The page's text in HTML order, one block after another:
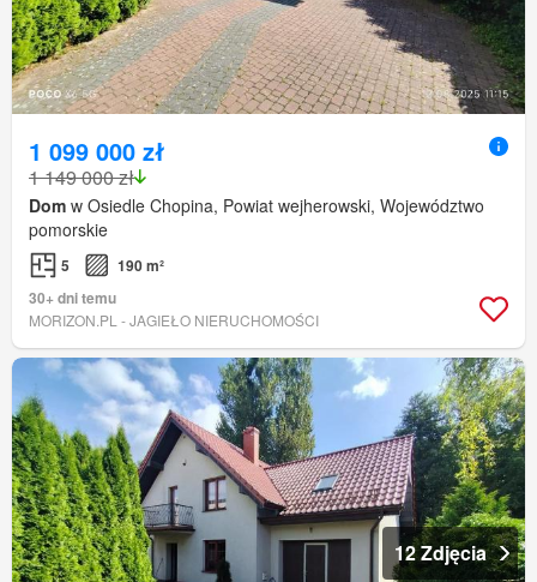
1 099 000 zł
1 149 000 zł
Dom w Osiedle Chopina, Powiat wejherowski, Województwo
pomorskie
5
190 m²
30+ dni temu
MORIZON.PL - JAGIEŁO NIERUCHOMOŚCI
12 Zdjęcia